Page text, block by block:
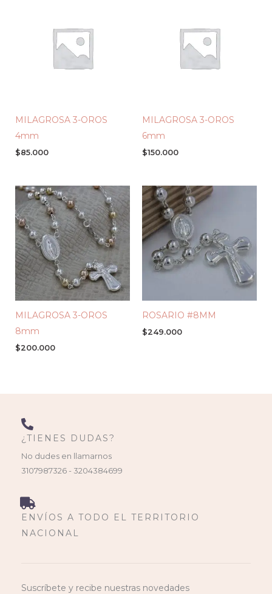
MILAGROSA 3-OROS
4mm
$85.000
MILAGROSA 3-OROS
6mm
$150.000
MILAGROSA 3-OROS
8mm
$200.000
ROSARIO #8MM
$249.000
¿TIENES DUDAS?
No dudes en llamarnos
3107987326 - 3204384699
ENVÍOS A TODO EL TERRITORIO
NACIONAL
Suscríbete y recibe nuestras novedades